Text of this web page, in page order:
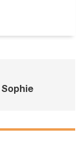
Sophie